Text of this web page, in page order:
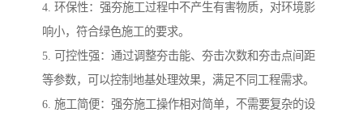
4. 环保性：强夯施工过程中不产生有害物质，对环境影
响小，符合绿色施工的要求。
5. 可控性强：通过调整夯击能、夯击次数和夯击点间距
等参数，可以控制地基处理效果，满足不同工程需求。
6. 施工简便：强夯施工操作相对简单，不需要复杂的设